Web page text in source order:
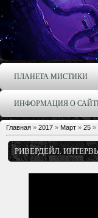
ПЛАНЕТА МИСТИКИ
ИНФОРМАЦИЯ О
Главная » 2017 » Март » 25 »
РИВЕРДЕЙЛ.